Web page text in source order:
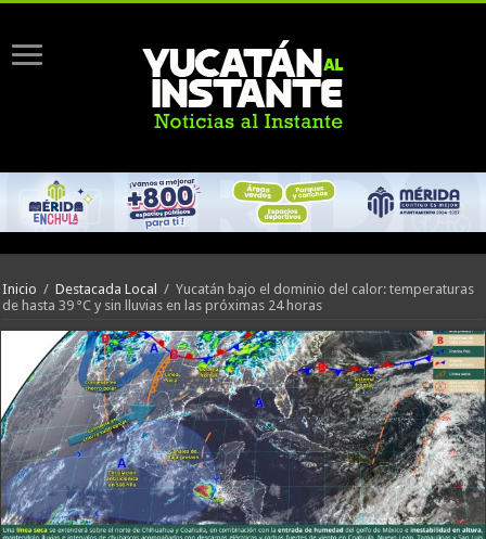
Inicio / Destacada Local / Yucatán bajo el dominio del calor: temperaturas
de hasta 39 °C y sin lluvias en las próximas 24 horas